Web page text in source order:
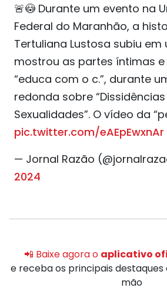
🚨😳 Durante um evento na
Federal do Maranhão, a
Tertuliana Lustosa subiu em
mostrou as partes íntimas
“educa com o c.”, durante
redonda sobre
Sexualidades”. O vídeo da
pic.twitter.com/eAEpEwxnAr
— Jornal Razão
2024
📲 Baixe agora o aplicativo
e receba os principais
mão